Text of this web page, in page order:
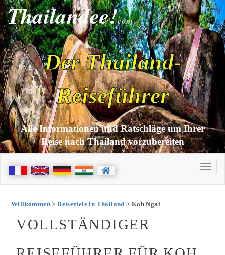
Thailandee!com
Der Thailand-
Reiseführer
Alle Informationen und Ratschläge um Ihrer
Reise nach Thailand vorzubereiten
Willkommen>Reiseziele in Thailand > Koh Ngai
VOLLSTÄNDIGER